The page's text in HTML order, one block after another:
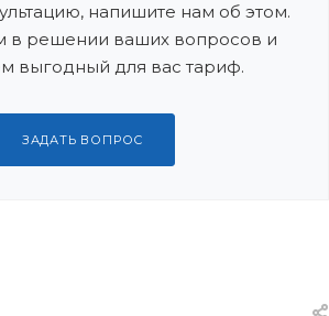
напишите нам об этом.
решении ваших вопросов и
выгодный для вас тариф.
ЗАДАТЬ ВОПРОС